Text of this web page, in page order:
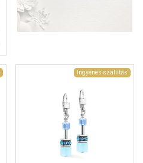
Ingyenes szállítás